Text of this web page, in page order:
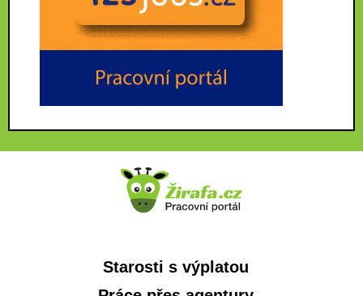
Starosti s výplatou